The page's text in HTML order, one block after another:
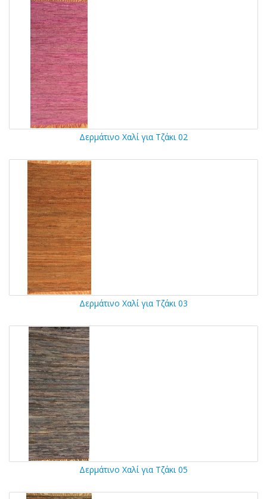
Δερμάτινο Χαλί για Τζάκι 02
Δερμάτινο Χαλί για Τζάκι 03
Δερμάτινο Χαλί για Τζάκι 05